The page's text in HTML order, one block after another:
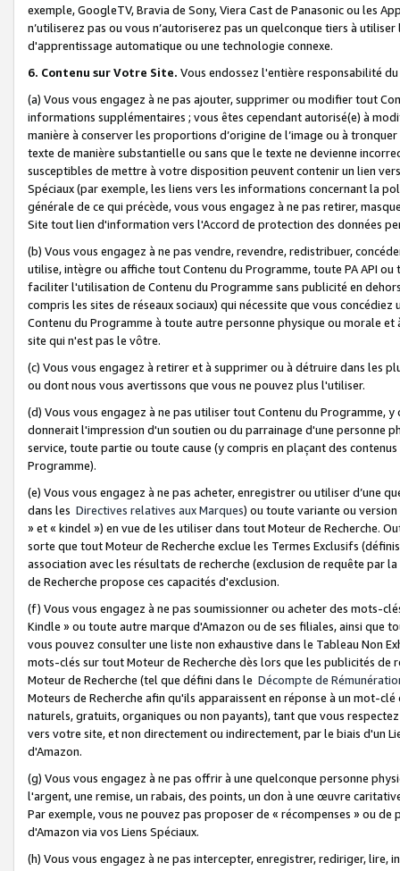
exemple, GoogleTV, Bravia de Sony, Viera Cast de Panasonic ou les
n’utiliserez pas ou vous n’autoriserez pas un quelconque tiers à
d'apprentissage automatique ou une technologie connexe.
6. Contenu sur Votre Site. Vous endossez l'entière responsabilité
(a) Vous vous engagez à ne pas ajouter, supprimer ou modifier tout
informations supplémentaires ; vous êtes cependant autorisé(e) à
manière à conserver les proportions d’origine de l’image ou à
texte de manière substantielle ou sans que le texte ne devienne
susceptibles de mettre à votre disposition peuvent contenir un lien
Spéciaux (par exemple, les liens vers les informations concernant la
générale de ce qui précède, vous vous engagez à ne pas retirer,
Site tout lien d'information vers l'Accord de protection des données
(b) Vous vous engagez à ne pas vendre, revendre, redistribuer,
utilise, intègre ou affiche tout Contenu du Programme, toute PA API
faciliter l'utilisation de Contenu du Programme sans publicité en
compris les sites de réseaux sociaux) qui nécessite que vous
Contenu du Programme à toute autre personne physique ou morale
site qui n'est pas le vôtre.
(c) Vous vous engagez à retirer et à supprimer ou à détruire dans les
ou dont nous vous avertissons que vous ne pouvez plus l'utiliser.
(d) Vous vous engagez à ne pas utiliser tout Contenu du Programme,
donnerait l'impression d'un soutien ou du parrainage d'une personne
service, toute partie ou toute cause (y compris en plaçant des
Programme).
(e) Vous vous engagez à ne pas acheter, enregistrer ou utiliser d’une
dans les Directives relatives aux Marques) ou toute variante ou
» et « kindel ») en vue de les utiliser dans tout Moteur de Recherche.
sorte que tout Moteur de Recherche exclue les Termes Exclusifs
association avec les résultats de recherche (exclusion de requête
de Recherche propose ces capacités d'exclusion.
(f) Vous vous engagez à ne pas soumissionner ou acheter des mots-
Kindle » ou toute autre marque d'Amazon ou de ses filiales, ainsi que
vous pouvez consulter une liste non exhaustive dans le Tableau Non
mots-clés sur tout Moteur de Recherche dès lors que les publicités de
Moteur de Recherche (tel que défini dans le Décompte de
Moteurs de Recherche afin qu'ils apparaissent en réponse à un mot-
naturels, gratuits, organiques ou non payants), tant que vous
vers votre site, et non directement ou indirectement, par le biais d'un
d'Amazon.
(g) Vous vous engagez à ne pas offrir à une quelconque personne
l'argent, une remise, un rabais, des points, un don à une œuvre
Par exemple, vous ne pouvez pas proposer de « récompenses » ou
d'Amazon via vos Liens Spéciaux.
(h) Vous vous engagez à ne pas intercepter, enregistrer, rediriger,